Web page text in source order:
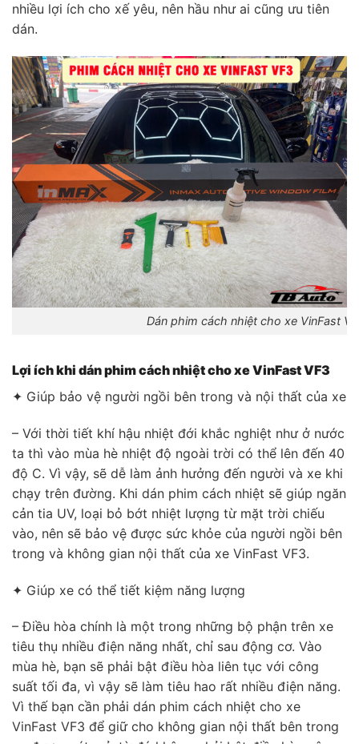
nhiều lợi ích cho xế yêu, nên hầu như ai cũng ưu tiên
dán.
Dán phim cách nhiệt cho xe VinFast
Lợi ích khi dán phim cách nhiệt cho xe VinFast VF3
✦ Giúp bảo vệ người ngồi bên trong và nội thất của xe
– Với thời tiết khí hậu nhiệt đới khắc nghiệt như ở nước
ta thì vào mùa hè nhiệt độ ngoài trời có thể lên đến 40
độ C. Vì vậy, sẽ dễ làm ảnh hưởng đến người và xe khi
chạy trên đường. Khi dán phim cách nhiệt sẽ giúp ngăn
cản tia UV, loại bỏ bớt nhiệt lượng từ mặt trời chiếu
vào, nên sẽ bảo vệ được sức khỏe của người ngồi bên
trong và không gian nội thất của xe VinFast VF3.
✦ Giúp xe có thể tiết kiệm năng lượng
– Điều hòa chính là một trong những bộ phận trên xe
tiêu thụ nhiều điện năng nhất, chỉ sau động cơ. Vào
mùa hè, bạn sẽ phải bật điều hòa liên tục với công
suất tối đa, vì vậy sẽ làm tiêu hao rất nhiều điện năng.
Vì thế bạn cần phải dán phim cách nhiệt cho xe
VinFast VF3 để giữ cho không gian nội thất bên trong